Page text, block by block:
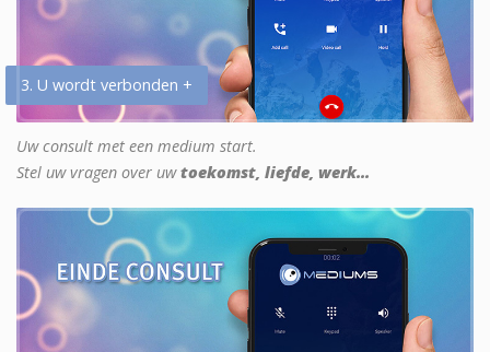
3. U wordt verbonden +
Uw consult met een medium start.
Stel uw vragen over uwtoekomst, liefde, werk...